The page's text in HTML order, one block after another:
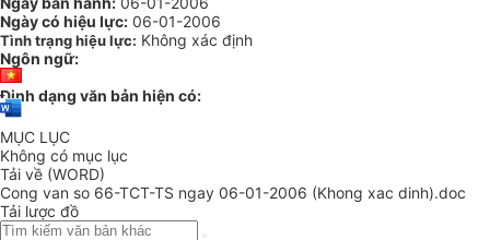
Ngày có hiệu lực: 06-01-2006
Tình trạng hiệu lực: Không xác định
Ngôn ngữ:
Định dạng văn bản hiện có:
MỤC LỤC
Không có mục lục
Tải về (WORD)
Cong van so 66-TCT-TS ngay 06-01-2006 (Khong xac dinh).doc
Tải lược đồ